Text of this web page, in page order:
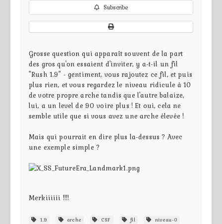
Subscribe
Grosse question qui apparaît souvent de la part
des gros qu'on essaient d'inviter, y a-t-il un fil
"Rush 1.9" - gentiment, vous rajoutez ce fil, et puis
plus rien, et vous regardez le niveau ridicule à 10
de votre propre arche tandis que l'autre balaize,
lui, a un level de 90 voire plus ! Et oui, cela ne
semble utile que si vous avez une arche élevée !
Mais qui pourrait en dire plus la-dessus ? Avec
une exemple simple ?
Merkiiiiii !!!!
1.9 arche CSF fil
niveau-0